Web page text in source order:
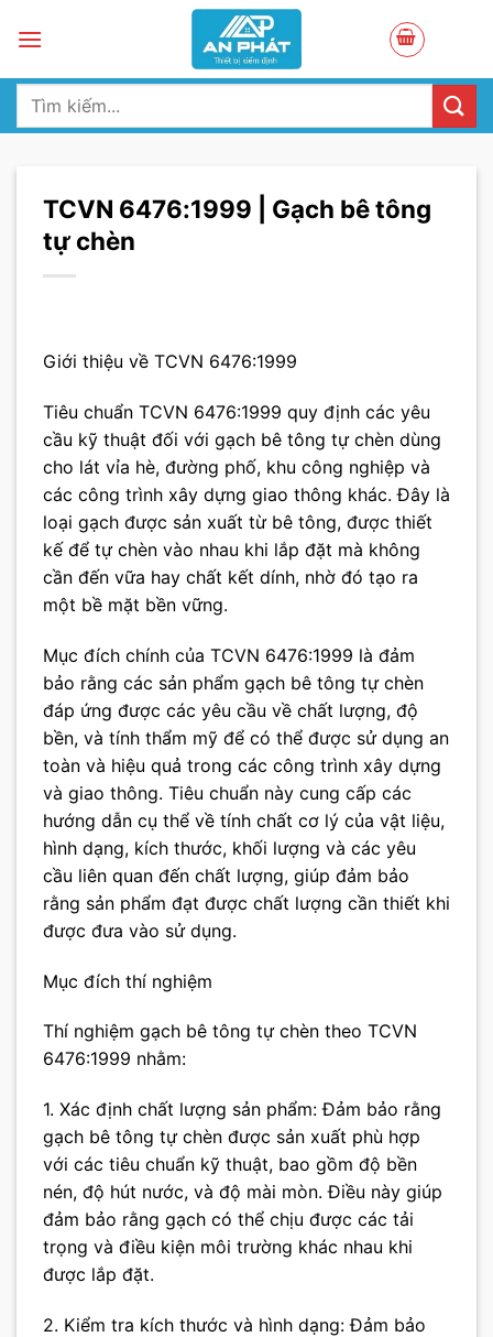
Tìm
TCVN 6476:1999 | Gạch bê tông
tự chèn
Giới thiệu về TCVN 6476:1999
Tiêu chuẩn TCVN 6476:1999 quy định các yêu
cầu kỹ thuật đối với gạch bê tông tự chèn dùng
cho lát vỉa hè, đường phố, khu công nghiệp và
các công trình xây dựng giao thông khác. Đây là
loại gạch được sản xuất từ bê tông, được thiết
kế để tự chèn vào nhau khi lắp đặt mà không
cần đến vữa hay chất kết dính, nhờ đó tạo ra
một bề mặt bền vững.
Mục đích chính của TCVN 6476:1999 là đảm
bảo rằng các sản phẩm gạch bê tông tự chèn
đáp ứng được các yêu cầu về chất lượng, độ
bền, và tính thẩm mỹ để có thể được sử dụng an
toàn và hiệu quả trong các công trình xây dựng
và giao thông. Tiêu chuẩn này cung cấp các
hướng dẫn cụ thể về tính chất cơ lý của vật liệu,
hình dạng, kích thước, khối lượng và các yêu
cầu liên quan đến chất lượng, giúp đảm bảo
rằng sản phẩm đạt được chất lượng cần thiết khi
được đưa vào sử dụng.
Mục đích thí nghiệm
Thí nghiệm gạch bê tông tự chèn theo TCVN
6476:1999 nhằm:
1. Xác định chất lượng sản phẩm: Đảm bảo rằng
gạch bê tông tự chèn được sản xuất phù hợp
với các tiêu chuẩn kỹ thuật, bao gồm độ bền
nén, độ hút nước, và độ mài mòn. Điều này giúp
đảm bảo rằng gạch có thể chịu được các tải
trọng và điều kiện môi trường khác nhau khi
được lắp đặt.
2. Kiểm tra kích thước và hình dạng: Đảm bảo